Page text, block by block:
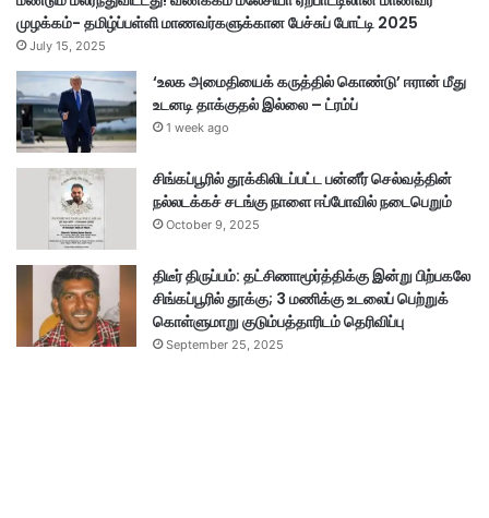
முழக்கம்- தமிழ்ப்பள்ளி மாணவர்களுக்கான பேச்சுப் போட்டி 2025
July 15, 2025
‘உலக அமைதியைக் கருத்தில் கொண்டு’ ஈரான் மீது
உடனடி தாக்குதல் இல்லை – ட்ரம்ப்
1 week ago
சிங்கப்பூரில் தூக்கிலிடப்பட்ட பன்னீர் செல்வத்தின்
நல்லடக்கச் சடங்கு நாளை ஈப்போவில் நடைபெறும்
October 9, 2025
திடீர் திருப்பம்: தட்சிணாமூர்த்திக்கு இன்று பிற்பகலே
சிங்கப்பூரில் தூக்கு; 3 மணிக்கு உடலைப் பெற்றுக்
கொள்ளுமாறு குடும்பத்தாரிடம் தெரிவிப்பு
September 25, 2025